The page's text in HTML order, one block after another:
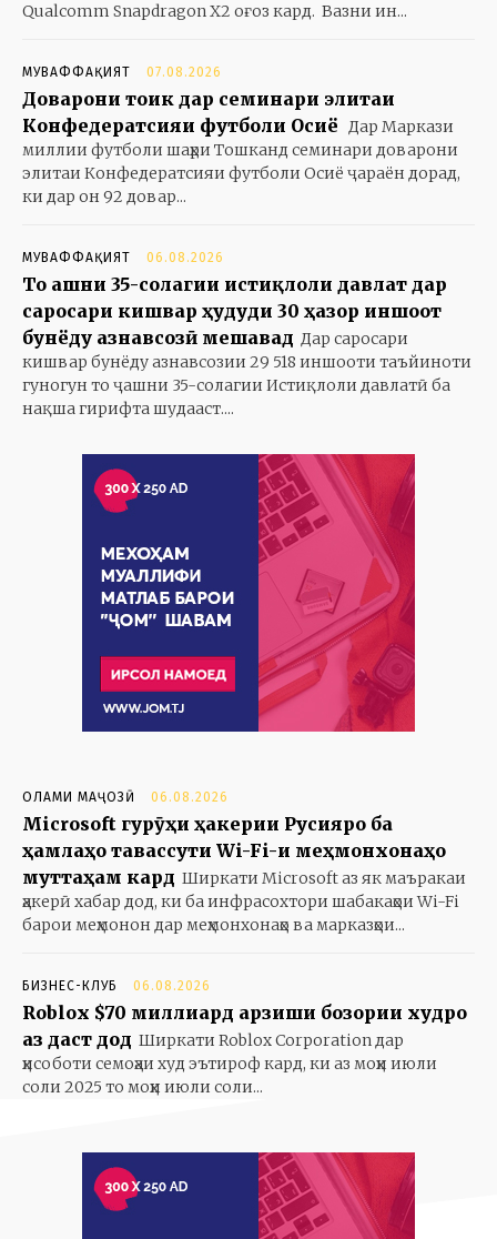
Qualcomm Snapdragon X2 оғоз кард. Вазни ин...
МУВАФФАҚИЯТ 07.08.2026
Доварони тоҷик дар семинари элитаи
Конфедератсияи футболи Осиё Дар Маркази
миллии футболи шаҳри Тошканд семинари доварони
элитаи Конфедератсияи футболи Осиё ҷараён дорад,
ки дар он 92 довар...
МУВАФФАҚИЯТ 06.08.2026
То ҷашни 35-солагии истиқлоли давлат дар
саросари кишвар ҳудуди 30 ҳазор иншоот
бунёду азнавсозӣ мешавад Дар саросари
кишвар бунёду азнавсозии 29 518 иншооти таъйиноти
гуногун то ҷашни 35-солагии Истиқлоли давлатӣ ба
нақша гирифта шудааст....
ОЛАМИ МАҶОЗӢ 06.08.2026
Microsoft гурӯҳи ҳакерии Русияро ба
ҳамлаҳо тавассути Wi-Fi-и меҳмонхонаҳо
муттаҳам кард Ширкати Microsoft аз як маъракаи
ҳакерӣ хабар дод, ки ба инфрасохтори шабакаҳои Wi-Fi
барои меҳмонон дар меҳмонхонаҳо ва марказҳои...
БИЗНЕС-КЛУБ 06.08.2026
Roblox $70 миллиард арзиши бозории худро
аз даст дод Ширкати Roblox Corporation дар
ҳисоботи семоҳаи худ эътироф кард, ки аз моҳи июли
соли 2025 то моҳи июли соли...